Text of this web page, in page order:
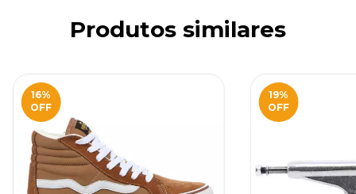
Produtos similares
16%
OFF
19%
OFF